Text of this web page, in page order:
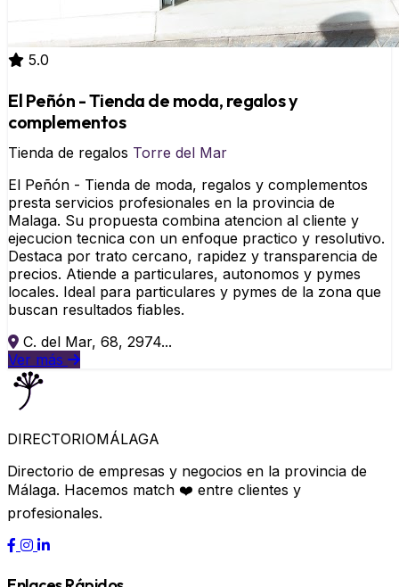
5.0
El Peñón - Tienda de moda, regalos y
complementos
Tienda de regalos Torre del Mar
El Peñón - Tienda de moda, regalos y complementos
presta servicios profesionales en la provincia de
Malaga. Su propuesta combina atencion al cliente y
ejecucion tecnica con un enfoque practico y resolutivo.
Destaca por trato cercano, rapidez y transparencia de
precios. Atiende a particulares, autonomos y pymes
locales. Ideal para particulares y pymes de la zona que
buscan resultados fiables.
C. del Mar, 68, 2974...
Ver más
DIRECTORIOMÁLAGA
Directorio de empresas y negocios en la provincia de
Málaga. Hacemos match ❤️ entre clientes y
profesionales.